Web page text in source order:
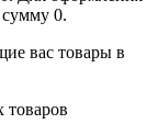
сумму 0.
вас товары в